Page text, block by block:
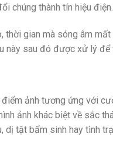
chúng thành tín hiệu điện.
thời gian mà sóng âm
này sau đó được xử lý để
ảnh tương ứng với
ảnh khác biệt về sắc
dị tật bẩm sinh hay tình